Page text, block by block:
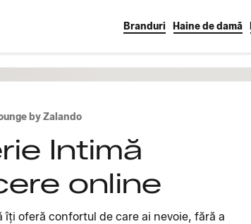
Branduri Haine de damă
by Zalando
Intimă
online
îți oferă confortul de care ai nevoie, fără a